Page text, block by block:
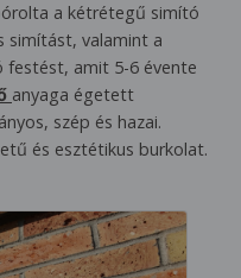
a kétrétegű simító
simítást, valamint a
festést, amit 5-6 évente
anyaga égetett
szép és hazai.
és esztétikus burkolat.